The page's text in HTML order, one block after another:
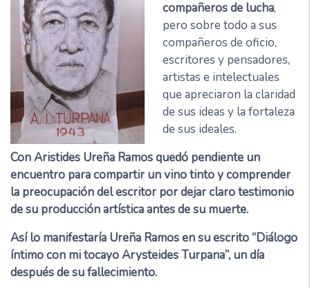
compañeros de lucha,
pero sobre todo a sus
compañeros de oficio,
escritores y pensadores,
artistas e intelectuales
que apreciaron la claridad
de sus ideas y la fortaleza
de sus ideales.
Con Aristides Ureña Ramos quedó pendiente un
encuentro para compartir un vino tinto y comprender
la preocupación del escritor por dejar claro testimonio
de su producción artística antes de su muerte.
Así lo manifestaría Ureña Ramos en su escrito “Diálogo
íntimo con mi tocayo Arysteides Turpana”, un día
después de su fallecimiento.